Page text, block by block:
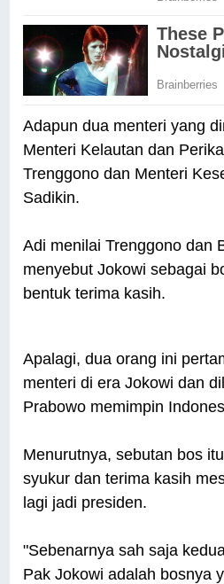
Adapun dua menteri yang
Menteri Kelautan dan
Trenggono dan Menteri
Sadikin.
Adi menilai Trenggono dan
menyebut Jokowi sebagai
bentuk terima kasih.
Apalagi, dua orang ini
menteri di era Jokowi dan
Prabowo memimpin
Menurutnya, sebutan bos
syukur dan terima kasih
lagi jadi presiden.
"Sebenarnya sah saja
Pak Jokowi adalah bosnya